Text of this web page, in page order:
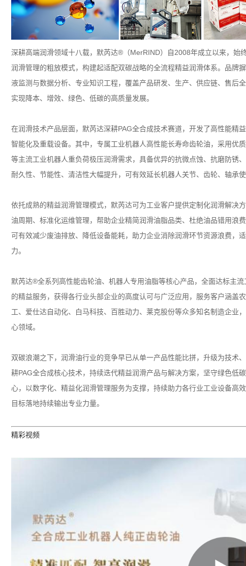
深耕高端润滑领域十八载，默芮达® （MerRIND）自2008年成立以来，始
润滑管理的粗放模式，构建起适配双碳战略的全流程精益润滑体系。品牌
液监测与数据分析、专业知识工程，覆盖产品研发、生产、供应链、售后
实现降本、增效、绿色、低碳的高质量发展。
在润滑技术产品层面，默芮达深耕PAG全合成技术赛道，开发了高性能精
智能化及重载设备。其中，专属工业机器人高性能长寿命齿轮油，采用优质
等主流工业机器人重负荷极压润滑需求，具备优异的抗微点蚀、抗磨防锈
耐久性、节能性、清洁性大幅提升，可有效延长机器人关节、齿轮、轴承使
依托成熟的精益润滑管理模式，默芮达可为工业客户提供定制化润滑解决
油周期、标准化运维管理，帮助企业精简润滑油脂品类、杜绝油品错用浪
可有效减少废油排放、降低设备能耗，助力企业消除润滑环节资源浪费，
力。
默芮达®全系列高性能齿轮油、机器人专用油脂等核心产品，全面达标主
的精益服务，获得各行业头部企业的高度认可与广泛应用，服务客户涵盖
工、爱仕达自动化、白马科技、百胜动力、莱克股份等众多知名制造企业
心领域。
双碳浪潮之下，润滑油行业的竞争早已从单一产品性能比拼，升级为技术
耕PAG全合成核心技术，持续迭代精益润滑产品与解决方案，坚守绿色低
心，以数字化、精益化润滑管理服务为支撑，持续助力各行业工业设备高
目标落地持续输出专业力量。
精彩视频